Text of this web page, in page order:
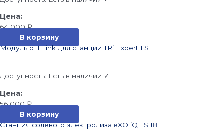
64 000₽
В корзину
Модуль pH Link для станции TRi Expert LS
Доступность: Есть в наличии ✓
56 000₽
В корзину
Станция солевого электролиза eXO iQ LS 18